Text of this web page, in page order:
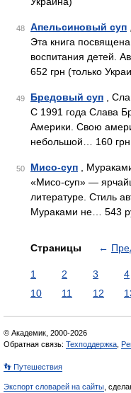
48 Апельсиновый суп
Эта книга
воспитания детей.
652 грн (только
49 Бредовый суп ,
С 1991 года Слава
Америки. Свою
небольшой… 160 грн
50 Мисо-суп ,
«Мисо-суп» —
литературе. Стиль
Мураками не… 543
Страницы ←
1 2 3 4
10
11 12
© Академик, 2000-2026
Обратная связь: Техподдержка
👣 Путешествия
Экспорт словарей на сайты ,